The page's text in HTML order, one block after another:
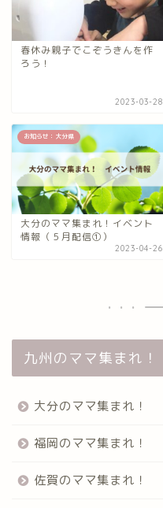
春休み親子でこぞうきんを作
ろう！
2023-03-28
お知らせ：大分県
大分のママ集まれ！イベント
情報（５月配信①）
2023-04-26
九州のママ集まれ！
大分のママ集まれ！
福岡のママ集まれ！
佐賀のママ集まれ！